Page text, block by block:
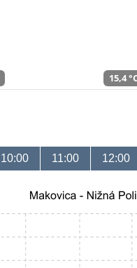
15,4
10:00 11:00 12:00